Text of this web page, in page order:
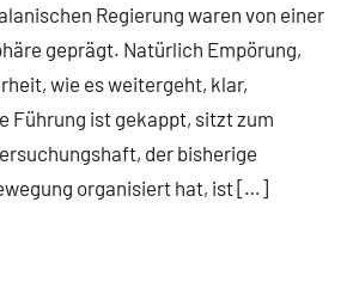
Regierung waren von einer
geprägt. Natürlich Empörung,
wie es weitergeht, klar,
Führung ist gekappt, sitzt zum
der bisherige
organisiert hat, ist […]